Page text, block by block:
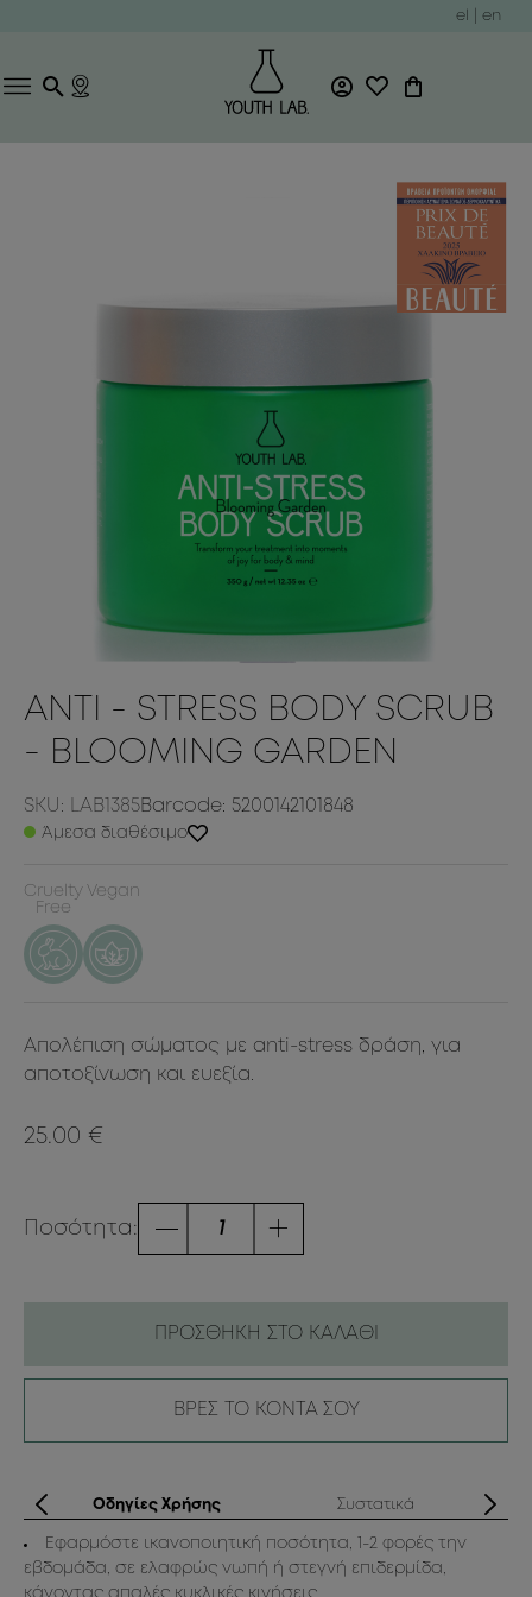
el en
ANTI - STRESS BODY SCRUB
- BLOOMING GARDEN
SKU: LAB1385Barcode: 5200142101848
Άμεσα διαθέσιμο
Cruelty
Free
Vegan
Απολέπιση σώματος με anti-stress δράση, για
αποτοξίνωση και ευεξία.
25.00 €
Ποσότητα:
ΠΡΟΣΘΗΚΗ ΣΤΟ ΚΑΛΑΘΙ
ΒΡΕΣ ΤΟ ΚΟΝΤΑ ΣΟΥ
Οδηγίες Χρήσης Συστατικά
Εφαρμόστε ικανοποιητική ποσότητα, 1-2 φορές την
εβδομάδα, σε ελαφρώς νωπή ή στεγνή επιδερμίδα,
κάνοντας απαλές κυκλικές κινήσεις.